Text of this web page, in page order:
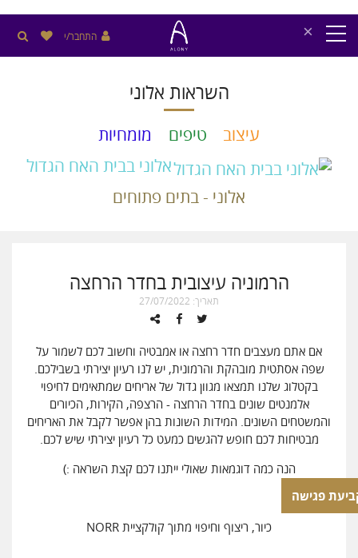
× התחבר/י
השראות אלוני
עיצוב טיפים
מומחיות
אלוני בבית האח הגדול
אלוני - בתים פתוחים
הרמוניה עיצובית בחדר הרחצה
תאריך: 27/07/2022
אם אתם מעצבים חדר רחצה או אמבטיה וחשוב לכם לשמור על
שפה אסתטית מובהקת והרמונית, יש לנו רעיון יצירתי בשבילכם.
בקטלוג שלנו תמצאו מגוון גדול של אריחים שמתאימים לחיפוי
אלמנטים שונים בחדר הרחצה - הרצפה, הקירות, הכיורים
והמשטחים השונים. המידות השונות בהן אפשר לקבל את האריחים
מבטיחות לכם חופש להגשים כמעט כל רעיון יצירתי שיש לכם.
הנה כמה דוגמאות שאולי ייתנו לכם קצת השראה :)
כיור, ריצוף וחיפוי מתוך קולקציית NORR
פגישה